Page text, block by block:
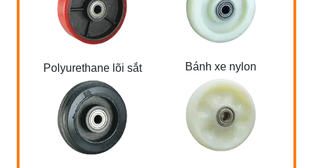
Polyurethane lõi sắt Bánh xe nylon